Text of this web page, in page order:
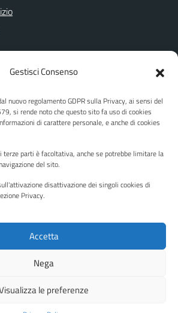
Gestisci Consenso
nuovo regolamento GDPR sulla Privacy, ai sensi del
si rende noto che questo sito fa uso di cookies
di carattere personale, e anche di cookies
terze parti è facoltativa, anche se potrebbe limitare la
del sito.
disattivazione dei singoli cookies di
Privacy.
Accetta
Nega
le preferenze
del sito
Instagram